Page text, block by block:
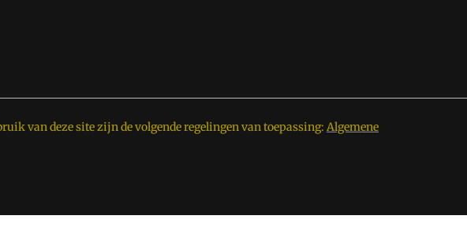
van deze site zijn de volgende regelingen van toepassing: Algemene